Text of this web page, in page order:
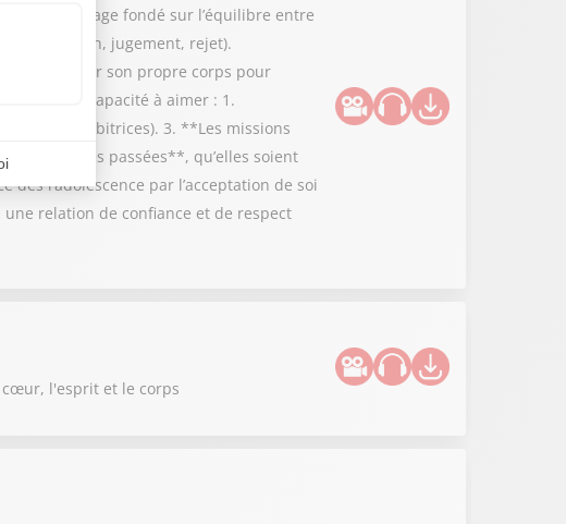
apprentissage fondé sur l’équilibre entre
(abandon, jugement, rejet).
et d’accepter son propre corps pour
cette capacité à aimer : 1.
ou inhibitrices). 3. **Les missions
expériences passées**, qu’elles soient
l’adolescence par l’acceptation de soi
relation de confiance et de respect
l'esprit et le corps